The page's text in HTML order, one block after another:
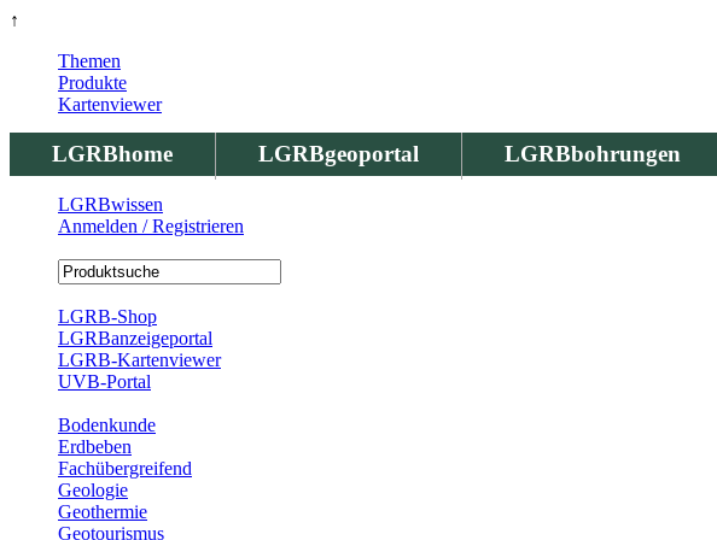
↑
LGRBhome LGRBgeoportal LGRBbohrungen
Themen
Produkte
Kartenviewer
LGRBwissen
Anmelden / Registrieren
LGRB-Shop
LGRBanzeigeportal
LGRB-Kartenviewer
UVB-Portal
Bodenkunde
Erdbeben
Fachübergreifend
Geologie
Geothermie
Geotourismus